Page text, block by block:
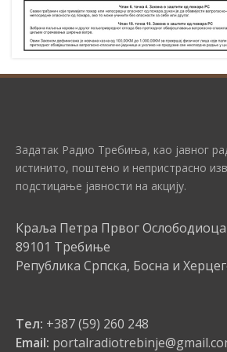
Задатак Радио Требиња, као јавног
истинито, поштено и непристрасно
подстицање јавности на акцију.
Краља Петра Првог
89101 Требиње
Република Српска, Босна и
Тел: +387 (59) 260 248
Email: